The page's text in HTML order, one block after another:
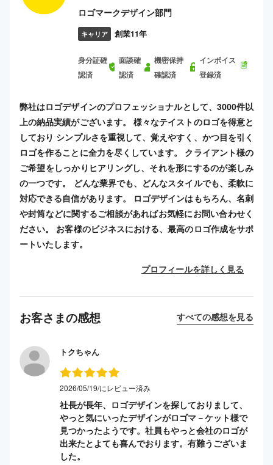
ロゴマークデザイン部門
キャリア 創業11年
身分証確
認済
面談確
認済
機密保持
確認済
インボイス
登録済
弊社はロゴデザインのプロフェッショナルとして、3000件以
上の納品実績がございます。 様々なテイストのロゴを得意と
しており シンプルさを重視して、覚えやすく、かつ目を引く
ロゴを作ることに全力を尽くしています。 クライアント様の
ご希望をしっかりヒアリングし、それを形にするのが楽しみ
の一つです。 どんな業界でも、どんなスタイルでも、柔軟に
対応できる自信があります。 ロゴデザインはもちろん、名刺
や封筒などに関するご相談があればお気軽にお問い合わせく
ださい。 お客様のビジネスにおける、最高のロゴ作成をサポ
ートいたします。
プロフィールを詳しく見る
お客さまの感想 すべての感想を見る
トクちゃん
2026/05/19/にレビュー済み
社長が長年、ロゴデザインを探しておりまして、
やっと気にいったデザインがロゴマ－ケット様で
見つかったようです。社員もやっと会社のロゴが
出来たとよても喜んでおります。有難うございま
した。